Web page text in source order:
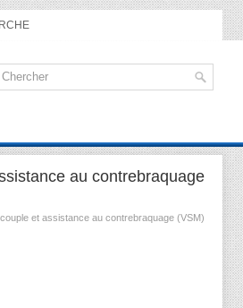
au contrebraquage
et assistance au contrebraquage (VSM)